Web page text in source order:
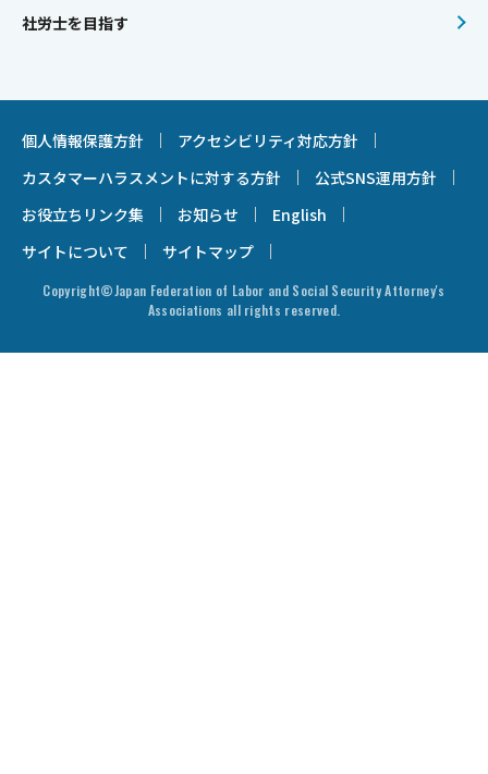
社労士を目指す
個人情報保護方針
アクセシビリティ対応方針
カスタマーハラスメントに対する方針
公式SNS運用方針
お役立ちリンク集
お知らせ
English
サイトについて
サイトマップ
Copyright©Japan Federation of Labor and Social Security Attorney's
Associations all rights reserved.